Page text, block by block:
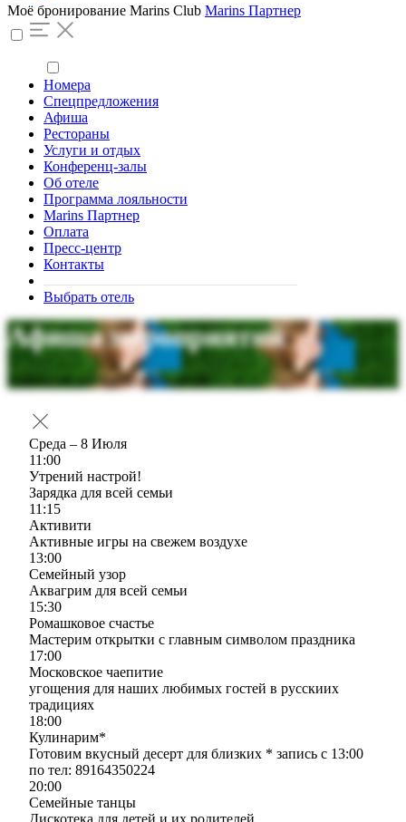
Моё бронирование Marins Club Marins Партнер
Номера
Спецпредложения
Афиша
Рестораны
Услуги и отдых
Конференц-залы
Об отеле
Программа лояльности
Marins Партнер
Оплата
Пресс-центр
Контакты
Выбрать отель
Афиша мероприятий
Анимация для взрослых и детей
Среда – 8 Июля
11:00
Утрений настрой!
Зарядка для всей семьи
11:15
Активити
Активные игры на свежем воздухе
13:00
Семейный узор
Аквагрим для всей семьи
15:30
Ромашковое счастье
Мастерим открытки с главным символом праздника
17:00
Московское чаепитие
угощения для наших любимых гостей в русскиих
традициях
18:00
Кулинарим*
Готовим вкусный десерт для близких * запись с 13:00
по тел: 89164350224
20:00
Семейные танцы